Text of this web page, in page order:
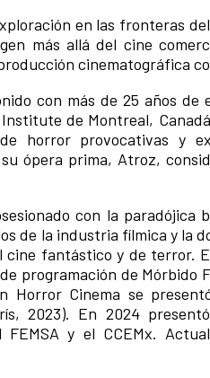
en las fronteras
más allá del cine
cinematográfica
con más de 25 años de
de Montreal,
horror provocativas y
ópera prima, Atroz,
con la paradójica
de la industria fílmica y la
fantástico y de terror.
programación de Mórbido
Horror Cinema se
2023). En 2024
y el CCEMx.